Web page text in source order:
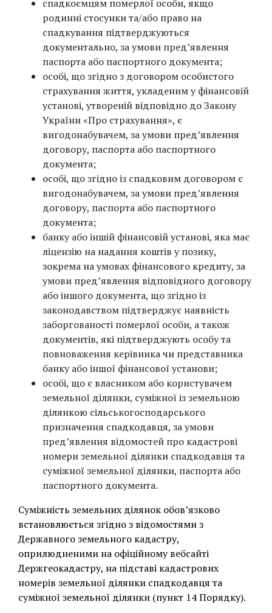
спадкоємцям померлої особи, якщо
родинні стосунки та/або право на
спадкування підтверджуються
документально, за умови пред’явлення
паспорта або паспортного документа;
особі, що згідно з договором особистого
страхування життя, укладеним у фінансовій
установі, утвореній відповідно до Закону
України «Про страхування», є
вигодонабувачем, за умови пред’явлення
договору, паспорта або паспортного
документа;
особі, що згідно із спадковим договором є
вигодонабувачем, за умови пред’явлення
договору, паспорта або паспортного
документа;
банку або іншій фінансовій установі, яка має
ліцензію на надання коштів у позику,
зокрема на умовах фінансового кредиту, за
умови пред’явлення відповідного договору
або іншого документа, що згідно із
законодавством підтверджує наявність
заборгованості померлої особи, а також
документів, які підтверджують особу та
повноваження керівника чи представника
банку або іншої фінансової установи;
особі, що є власником або користувачем
земельної ділянки, суміжної із земельною
ділянкою сільськогосподарського
призначення спадкодавця, за умови
пред’явлення відомостей про кадастрові
номери земельної ділянки спадкодавця та
суміжної земельної ділянки, паспорта або
паспортного документа.
Суміжність земельних ділянок обов’язково
встановлюється згідно з відомостями з
Державного земельного кадастру,
оприлюдненими на офіційному вебсайті
Держгеокадастру, на підставі кадастрових
номерів земельної ділянки спадкодавця та
суміжної земельної ділянки (пункт 14 Порядку).